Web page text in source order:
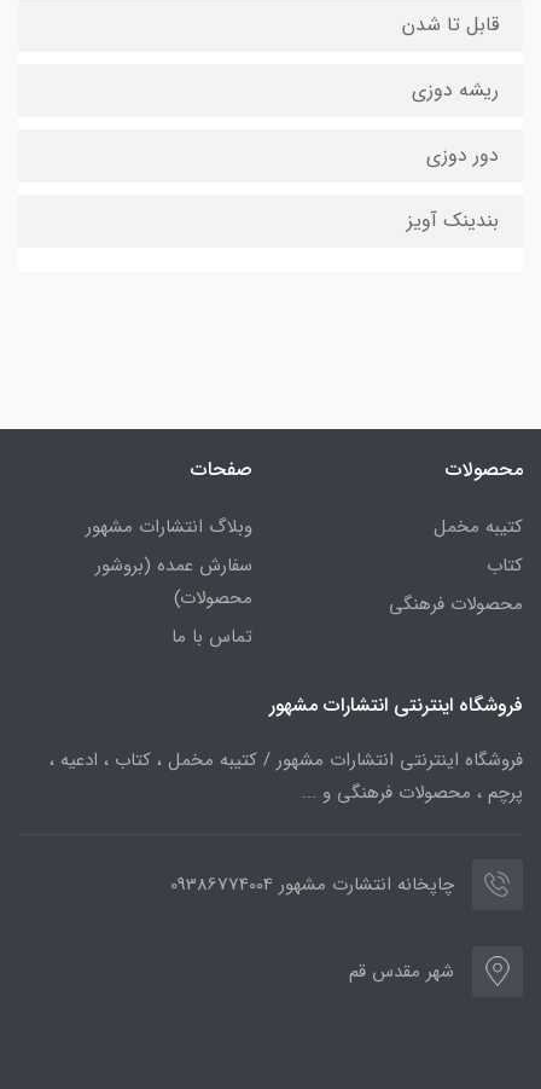
قابل تا شدن
ریشه دوزی
دور دوزی
بندینک آویز
محصولات
کتیبه مخمل
کتاب
محصولات فرهنگی
صفحات
وبلاگ انتشارات مشهور
سفارش عمده (بروشور
محصولات)
تماس با ما
فروشگاه اینترنتی انتشارات مشهور
فروشگاه اینترنتی انتشارات مشهور / کتیبه مخمل ، کتاب ، ادعیه ،
پرچم ، محصولات فرهنگی و ...
چاپخانه انتشارت مشهور 09386774004
شهر مقدس قم